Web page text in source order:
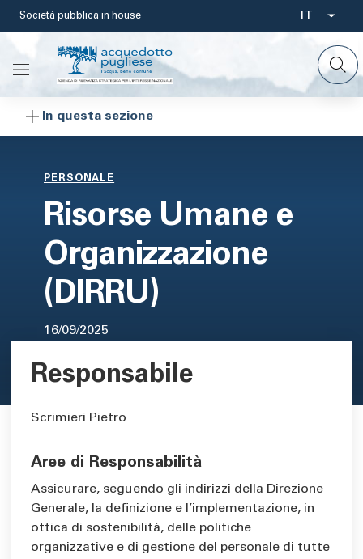
Salta
contenuto
principale
Società pubblica in house
Select
your
IT
In questa sezione
PERSONALE
Risorse Umane e
Organizzazione
(DIRRU)
16/09/2025
Responsabile
Scrimieri Pietro
Descrizione ufficio
Aree di Responsabilità
Assicurare, seguendo gli indirizzi della Direzione
Generale, la definizione e l’implementazione, in
ottica di sostenibilità, delle politiche
organizzative e di gestione del personale di tutte